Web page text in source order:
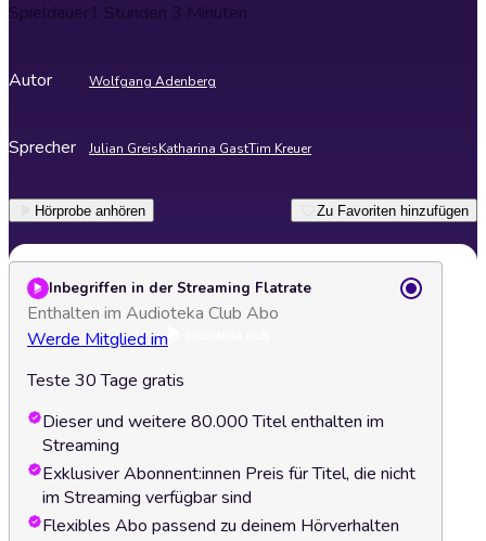
Spieldauer1 Stunden 3 Minuten
Autor Wolfgang Adenberg
Sprecher Julian GreisKatharina GastTim Kreuer
Hörprobe anhören Zu Favoriten hinzufügen
Inbegriffen in der Streaming Flatrate
Enthalten im Audioteka Club Abo
Werde Mitglied im
Teste 30 Tage gratis
Dieser und weitere 80.000 Titel enthalten im
Streaming
Exklusiver Abonnent:innen Preis für Titel, die nicht
im Streaming verfügbar sind
Flexibles Abo passend zu deinem Hörverhalten